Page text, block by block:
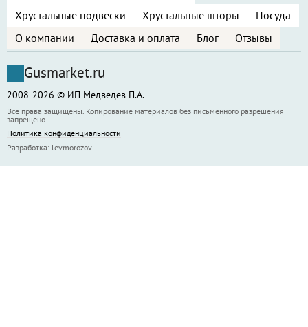
Хрустальные подвески
Хрустальные шторы Посуда
О компании Доставка и оплата Блог Отзывы
Gusmarket.ru
2008-2026 © ИП Медведев П.А.
Все права защищены. Копирование материалов без письменного разрешения
запрещено.
Политика конфиденциальности
Разработка: levmorozov